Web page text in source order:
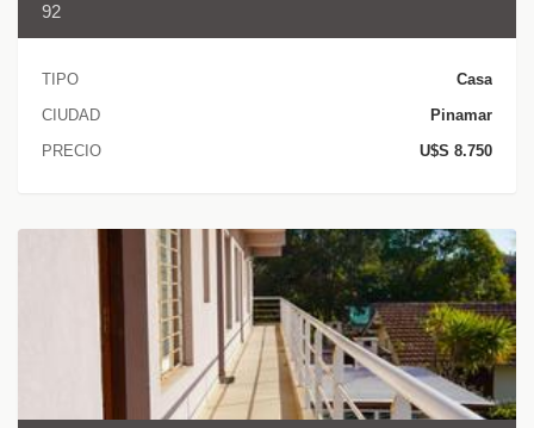
92
TIPO
Casa
CIUDAD
Pinamar
PRECIO
U$S 8.750